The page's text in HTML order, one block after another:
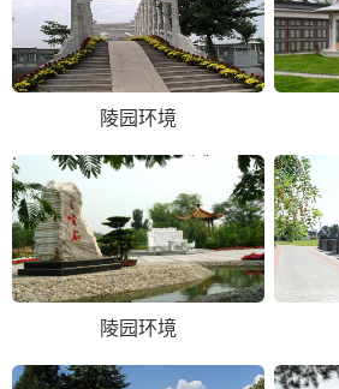
陵园环境
陵园环境